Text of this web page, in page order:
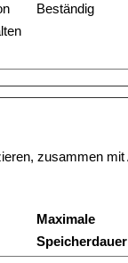
Beständig
zusammen mit
Maximale
Speicherdauer